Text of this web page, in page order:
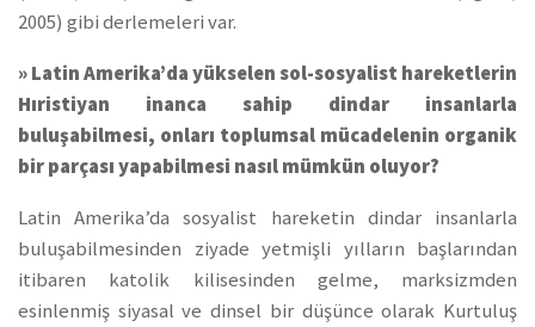
2005) gibi derlemeleri var.
» Latin Amerika’da yükselen sol-sosyalist hareketlerin
Hıristiyan inanca sahip dindar insanlarla
buluşabilmesi, onları toplumsal mücadelenin organik
bir parçası yapabilmesi nasıl mümkün oluyor?
Latin Amerika’da sosyalist hareketin dindar insanlarla
buluşabilmesinden ziyade yetmişli yılların başlarından
itibaren katolik kilisesinden gelme, marksizmden
esinlenmiş siyasal ve dinsel bir düşünce olarak Kurtuluş